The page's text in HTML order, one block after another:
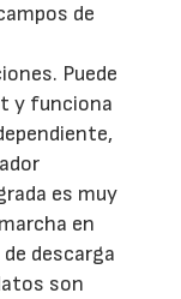
de
Puede
y funciona
es muy
en
descarga
son